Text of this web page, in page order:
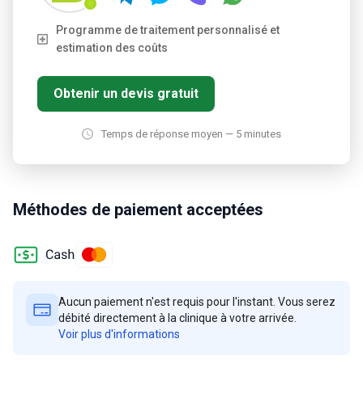
Programme de traitement personnalisé et
estimation des coûts
Obtenir un devis gratuit
Temps de réponse moyen — 5 minutes
Méthodes de paiement acceptées
Aucun paiement n'est requis pour l'instant. Vous serez
débité directement à la clinique à votre arrivée.
Voir plus d'informations